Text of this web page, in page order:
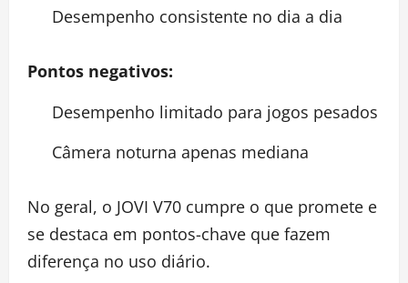
Desempenho consistente no dia a dia
Pontos negativos:
Desempenho limitado para jogos pesados
Câmera noturna apenas mediana
No geral, o JOVI V70 cumpre o que promete e
se destaca em pontos-chave que fazem
diferença no uso diário.